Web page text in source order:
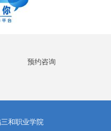
预约咨询
和职业学院